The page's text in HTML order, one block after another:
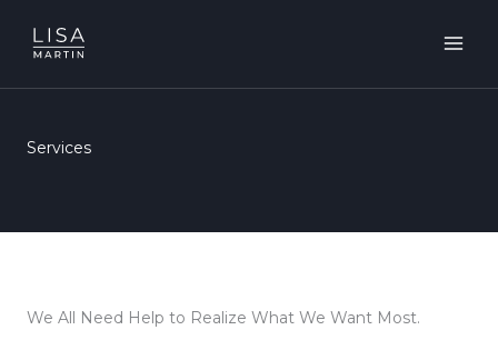
Services
We All Need Help to Realize What We Want Most.